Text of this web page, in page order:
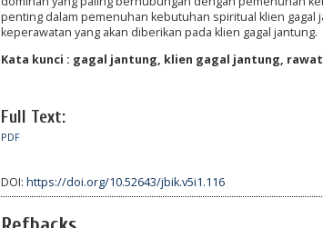
penting dalam pemenuhan kebutuhan spiritual klien gagal
keperawatan yang akan diberikan pada klien gagal jantung.
Kata kunci : gagal jantung, klien gagal jantung,
Full Text:
PDF
DOI: https://doi.org/10.52643/jbik.v5i1.116